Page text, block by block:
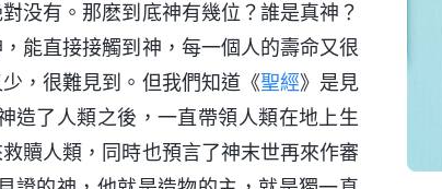
没有。那麽到底神有幾位？誰是真神？
能直接接觸到神，每一個人的壽命又很
，很難見到。但我們知道《聖經》是見
造了人類之後，一直帶領人類在地上生
救贖人類，同時也預言了神末世再來作審